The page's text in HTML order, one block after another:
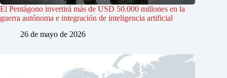
El Pentágono invertirá más de USD 50.000 millones en la
guerra autónoma e integración de inteligencia artificial
26 de mayo de 2026